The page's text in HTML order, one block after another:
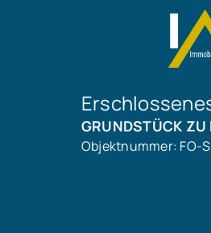
GRUNDSTÜCK ZU
Objektnummer: FO-